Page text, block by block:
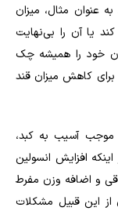
عنوان مثال، میزان
یا آن را بی‌نهایت
خود را همیشه چک
برای کاهش میزان قند
موجب آسیب به کبد،
افزایش انسولین
و اضافه وزن مفرط
از این قبیل مشکلات